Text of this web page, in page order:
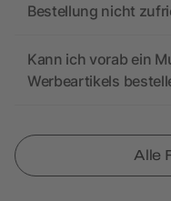
Bestellung nicht
Kann ich vorab ein
Werbeartikels
Alle